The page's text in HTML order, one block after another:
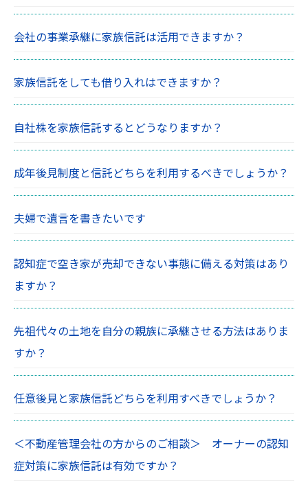
会社の事業承継に家族信託は活用できますか？
家族信託をしても借り入れはできますか？
自社株を家族信託するとどうなりますか？
成年後見制度と信託どちらを利用するべきでしょうか？
夫婦で遺言を書きたいです
認知症で空き家が売却できない事態に備える対策はあり
ますか？
先祖代々の土地を自分の親族に承継させる方法はありま
すか？
任意後見と家族信託どちらを利用すべきでしょうか？
＜不動産管理会社の方からのご相談＞ オーナーの認知
症対策に家族信託は有効ですか？